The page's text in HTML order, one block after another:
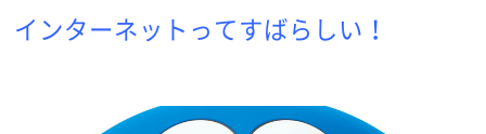
インターネットってすばらしい！